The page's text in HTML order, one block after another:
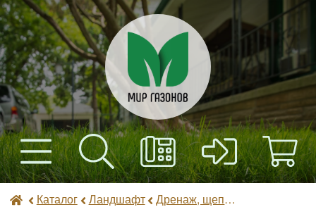
Каталог
+7(495) 597-82-01
Найти
Мир газонов
Каталог Ландшафт Дренаж, щепа, мульча